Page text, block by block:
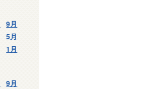
9月
5月
1月
9月